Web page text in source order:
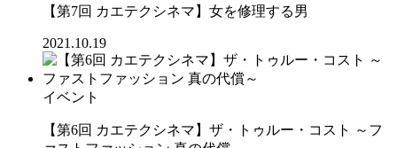
【第7回 カエテクシネマ】女を修理する男
2021.10.19
イベント
【第6回 カエテクシネマ】ザ・トゥルー・コスト ～フ